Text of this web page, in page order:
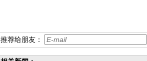
推荐给朋友：